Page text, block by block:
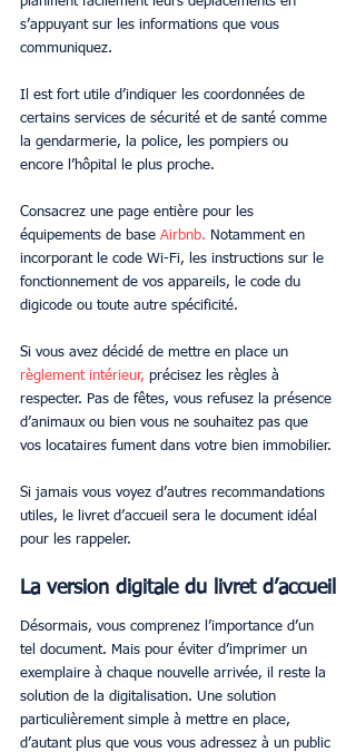
s’appuyant sur les informations que vous
communiquez.
Il est fort utile d’indiquer les coordonnées de
certains services de sécurité et de santé comme
la gendarmerie, la police, les pompiers ou
encore l’hôpital le plus proche.
Consacrez une page entière pour les
équipements de base Airbnb. Notamment en
incorporant le code Wi-Fi, les instructions sur le
fonctionnement de vos appareils, le code du
digicode ou toute autre spécificité.
Si vous avez décidé de mettre en place un
règlement intérieur, précisez les règles à
respecter. Pas de fêtes, vous refusez la présence
d’animaux ou bien vous ne souhaitez pas que
vos locataires fument dans votre bien immobilier.
Si jamais vous voyez d’autres recommandations
utiles, le livret d’accueil sera le document idéal
pour les rappeler.
La version digitale du livret d’accueil
Désormais, vous comprenez l’importance d’un
tel document. Mais pour éviter d’imprimer un
exemplaire à chaque nouvelle arrivée, il reste la
solution de la digitalisation. Une solution
particulièrement simple à mettre en place,
d’autant plus que vous vous adressez à un public